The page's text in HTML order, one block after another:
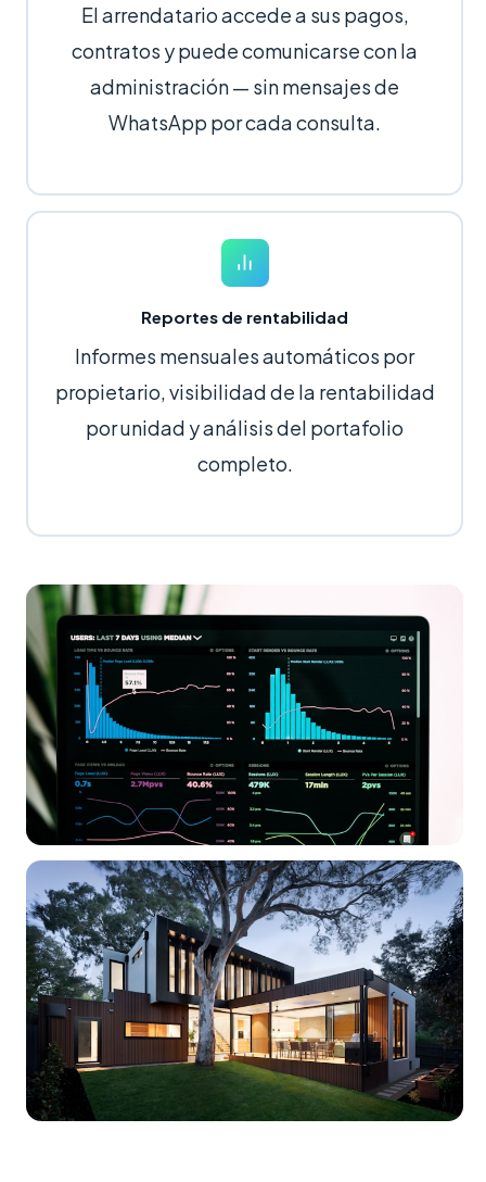
El arrendatario accede a sus pagos,
contratos y puede comunicarse con la
administración — sin mensajes de
WhatsApp por cada consulta.
Reportes de rentabilidad
Informes mensuales automáticos por
propietario, visibilidad de la rentabilidad
por unidad y análisis del portafolio
completo.